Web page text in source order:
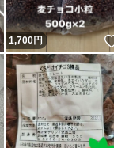
いいね！
1,700円